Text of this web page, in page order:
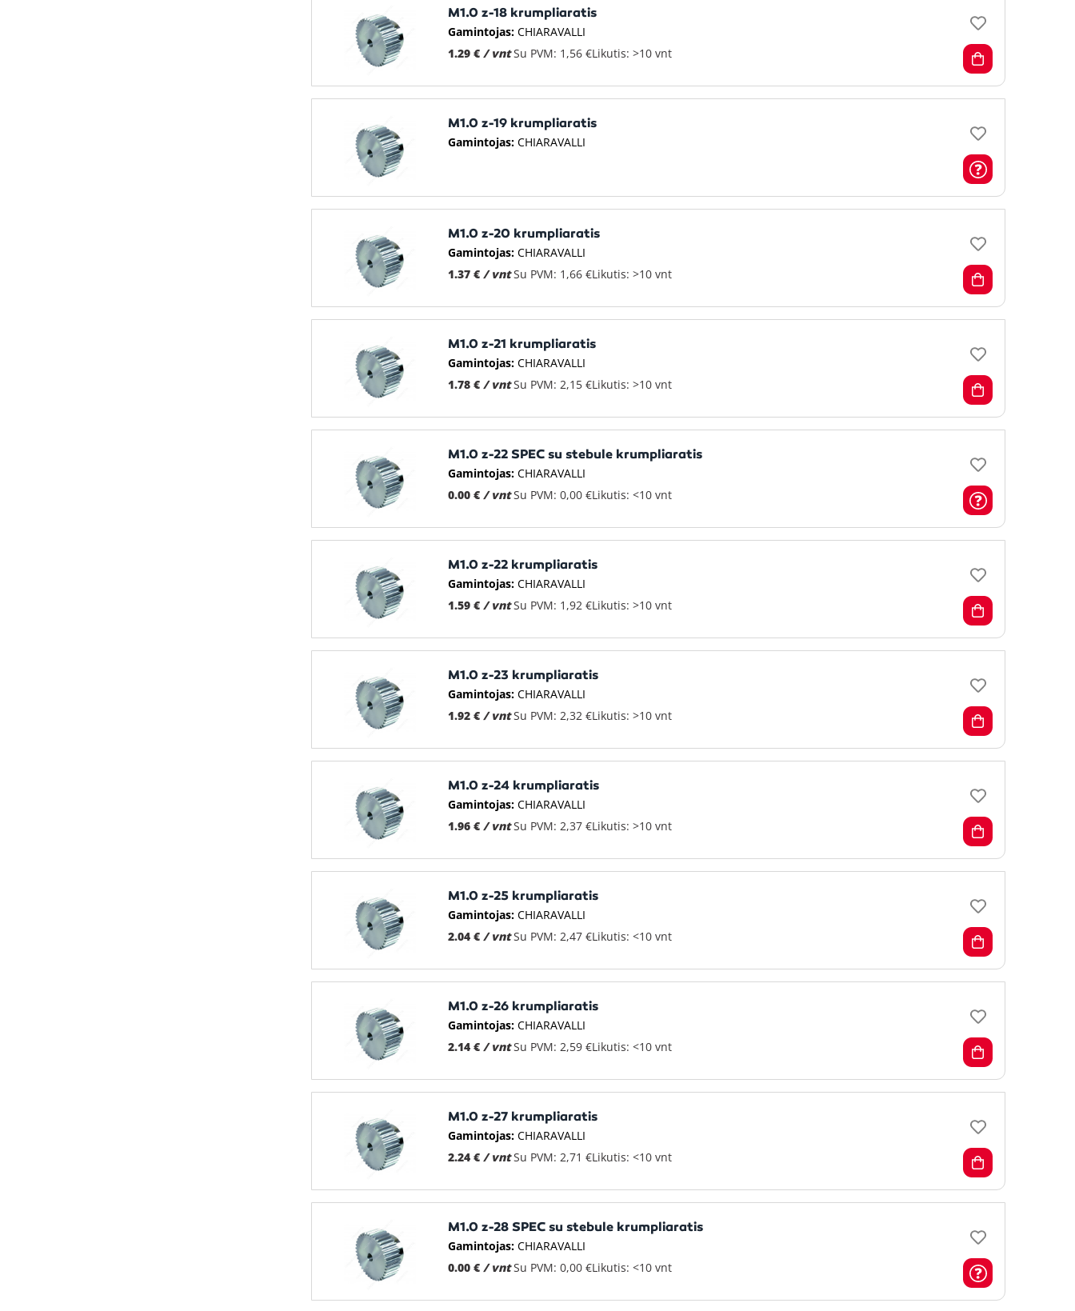
M1.0 z-18 krumpliaratis
Gamintojas: CHIARAVALLI
1.29 € / vnt Su PVM: 1,56 €Likutis: >10 vnt
M1.0 z-19 krumpliaratis
Gamintojas: CHIARAVALLI
M1.0 z-20 krumpliaratis
Gamintojas: CHIARAVALLI
1.37 € / vnt Su PVM: 1,66 €Likutis: >10 vnt
M1.0 z-21 krumpliaratis
Gamintojas: CHIARAVALLI
1.78 € / vnt Su PVM: 2,15 €Likutis: >10 vnt
M1.0 z-22 SPEC su stebule krumpliaratis
Gamintojas: CHIARAVALLI
0.00 € / vnt Su PVM: 0,00 €Likutis: <10 vnt
M1.0 z-22 krumpliaratis
Gamintojas: CHIARAVALLI
1.59 € / vnt Su PVM: 1,92 €Likutis: >10 vnt
M1.0 z-23 krumpliaratis
Gamintojas: CHIARAVALLI
1.92 € / vnt Su PVM: 2,32 €Likutis: >10 vnt
M1.0 z-24 krumpliaratis
Gamintojas: CHIARAVALLI
1.96 € / vnt Su PVM: 2,37 €Likutis: >10 vnt
M1.0 z-25 krumpliaratis
Gamintojas: CHIARAVALLI
2.04 € / vnt Su PVM: 2,47 €Likutis: <10 vnt
M1.0 z-26 krumpliaratis
Gamintojas: CHIARAVALLI
2.14 € / vnt Su PVM: 2,59 €Likutis: <10 vnt
M1.0 z-27 krumpliaratis
Gamintojas: CHIARAVALLI
2.24 € / vnt Su PVM: 2,71 €Likutis: <10 vnt
M1.0 z-28 SPEC su stebule krumpliaratis
Gamintojas: CHIARAVALLI
0.00 € / vnt Su PVM: 0,00 €Likutis: <10 vnt